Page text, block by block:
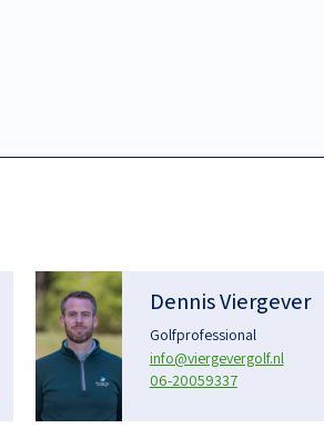
Dennis Viergever
Golfprofessional
info@viergevergolf.nl
06-20059337